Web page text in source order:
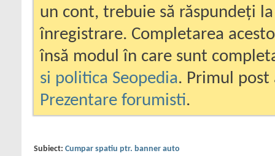
un cont, trebuie să răspundeți
înregistrare. Completarea
însă modul în care sunt
si politica Seopedia. Primul
Prezentare forumisti.
Subiect: Cumpar spatiu ptr. banner auto